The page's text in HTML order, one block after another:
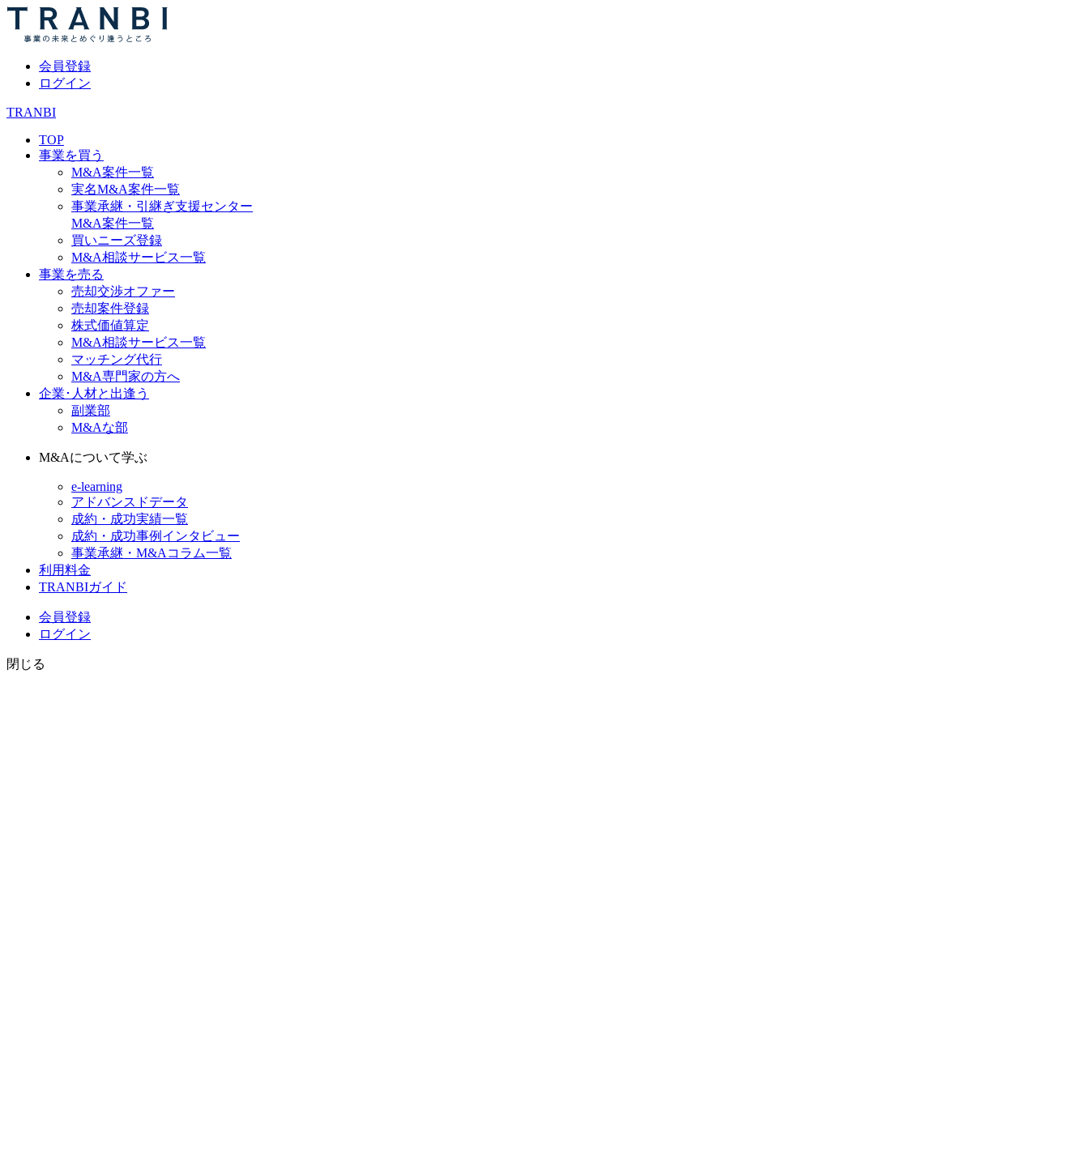
会員登録
ログイン
TRANBI
TOP
事業を買う
M&A案件一覧
実名M&A案件一覧
事業承継・引継ぎ支援センター
M&A案件一覧
買いニーズ登録
M&A相談サービス一覧
事業を売る
売却交渉オファー
売却案件登録
株式価値算定
M&A相談サービス一覧
マッチング代行
M&A専門家の方へ
企業･人材と出逢う
副業部
M&Aな部
M&Aについて学ぶ
e-learning
アドバンスドデータ
成約・成功実績一覧
成約・成功事例インタビュー
事業承継・M&Aコラム一覧
利用料金
TRANBIガイド
会員登録
ログイン
閉じる